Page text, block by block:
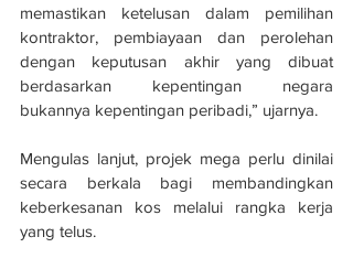
memastikan ketelusan dalam pemilihan
kontraktor, pembiayaan dan perolehan
dengan keputusan akhir yang dibuat
berdasarkan kepentingan negara
bukannya kepentingan peribadi,” ujarnya.
Mengulas lanjut, projek mega perlu dinilai
secara berkala bagi membandingkan
keberkesanan kos melalui rangka kerja
yang telus.